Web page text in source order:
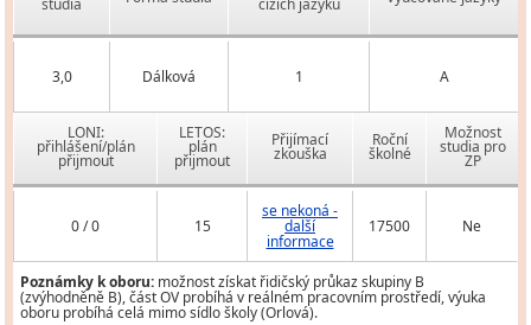
studia cizích jazyků
3,0 Dálková 1 A
LONI:
přihlášení/plán
přijmout
LETOS:
plán
přijmout
Přijímací
zkouška
Roční
školné
Možnost
studia pro
ZP
0 / 0 15
se nekoná -
další
informace
17500 Ne
Poznámky k oboru: možnost získat řidičský průkaz skupiny B
(zvýhodněně B), část OV probíhá v reálném pracovním prostředí, výuka
oboru probíhá celá mimo sídlo školy (Orlová).